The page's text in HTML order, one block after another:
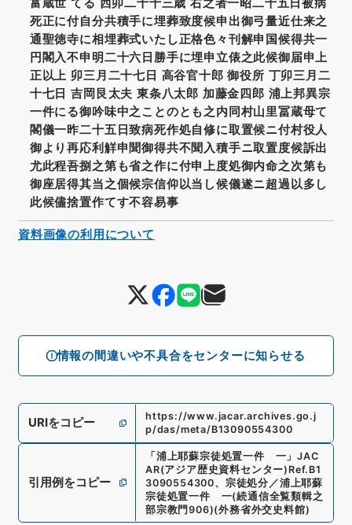
情報の間違いや不具合をセンターに知らせる
富蔵世 てる 西卯二十十三歳 右之者一昭二十五日被病
死正に付自分共積手に埋葬致度候申出御弓量近仕来之
通聖徳寺に相埋葬式いたし正格色々刊解申国候得共一
円閣入不申明二十六日勝手に埋申立俵之此候御届申上
正以上 卯三月二十七日 高谷官十郎 御役所 丁卯三月二
十七日 吉岡艮太夫 東条八太郎 加藤金四郎 浦上邦異宗
一件にる御吟味中之ことのとも之内同村山里冨蔵母て
閣儀一昨二十五日致病死作処自修に取置候ニ付村役人
御より再応利觧申聞御得共不聞入積手ニ取置度候訴出
尤此程吾捌之第も省之作に付申上度処御内命之次第も
御座居得其当之個候宗信仰以当し候儀遂ニ超過以多し
此候儘捨置作てす不容易事
URIをコピー
https://www.jacar.archives.go.j
p/das/meta/B13090554300
引用例をコピー
「浦上耶蘇宗徒処置一件 一 」JAC
AR(アジア歴史資料センター) Ref. B1
3090554300、 宗徒処分／浦上耶蘇
宗徒処置一件 一(続通信全覧類輯之
部宗教門906)(外務省外交史料館)
資料画像の利用について